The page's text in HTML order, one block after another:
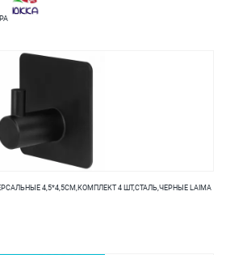
4,5*4,5СМ,КОМПЛЕКТ 4 ШТ,СТАЛЬ,ЧЕРНЫЕ LAIMA